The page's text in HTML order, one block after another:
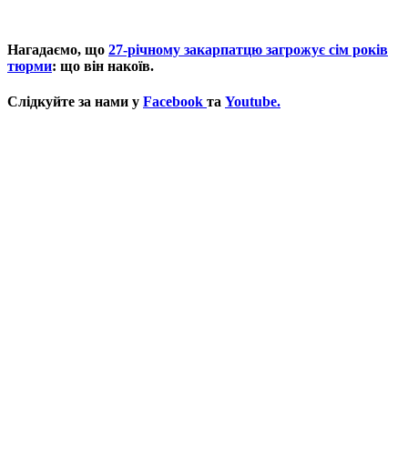
Нагадаємо, що 27-річному закарпатцю загрожує сім років
тюрми: що він накоїв.
Слідкуйте за нами у Facebook та Youtube.